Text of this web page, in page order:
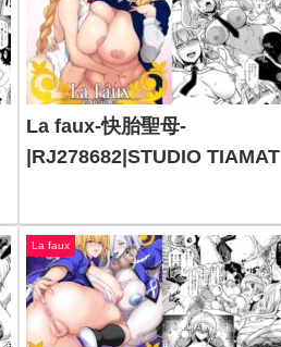
La faux-快胎聖母-
|RJ278682|STUDIO TIAMAT
La faux